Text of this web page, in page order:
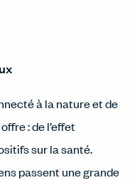
à la nature et de
: de l’effet
sur la santé.
passent une grande